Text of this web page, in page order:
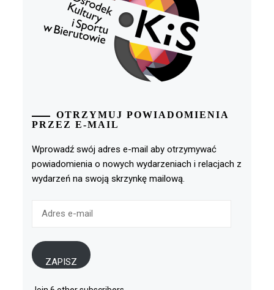
OTRZYMUJ POWIADOMIENIA
PRZEZ E-MAIL
Wprowadź swój adres e-mail aby otrzymywać
powiadomienia o nowych wydarzeniach i relacjach z
wydarzeń na swoją skrzynkę mailową.
ZAPISZ